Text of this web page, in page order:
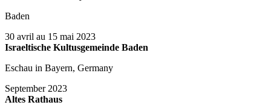
Baden
30 avril au 15 mai 2023
Israeltische Kultusgemeinde Baden
Eschau in Bayern, Germany
September 2023
Altes Rathaus